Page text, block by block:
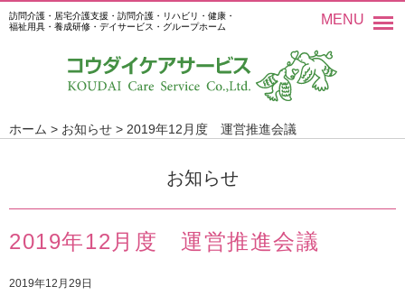
訪問介護・居宅介護支援・訪問介護・リハビリ・健康・
福祉用具・養成研修・デイサービス・グループホーム
MENU
ホーム > お知らせ > 2019年12月度 運営推進会議
お知らせ
2019年12月度 運営推進会議
2019年12月29日